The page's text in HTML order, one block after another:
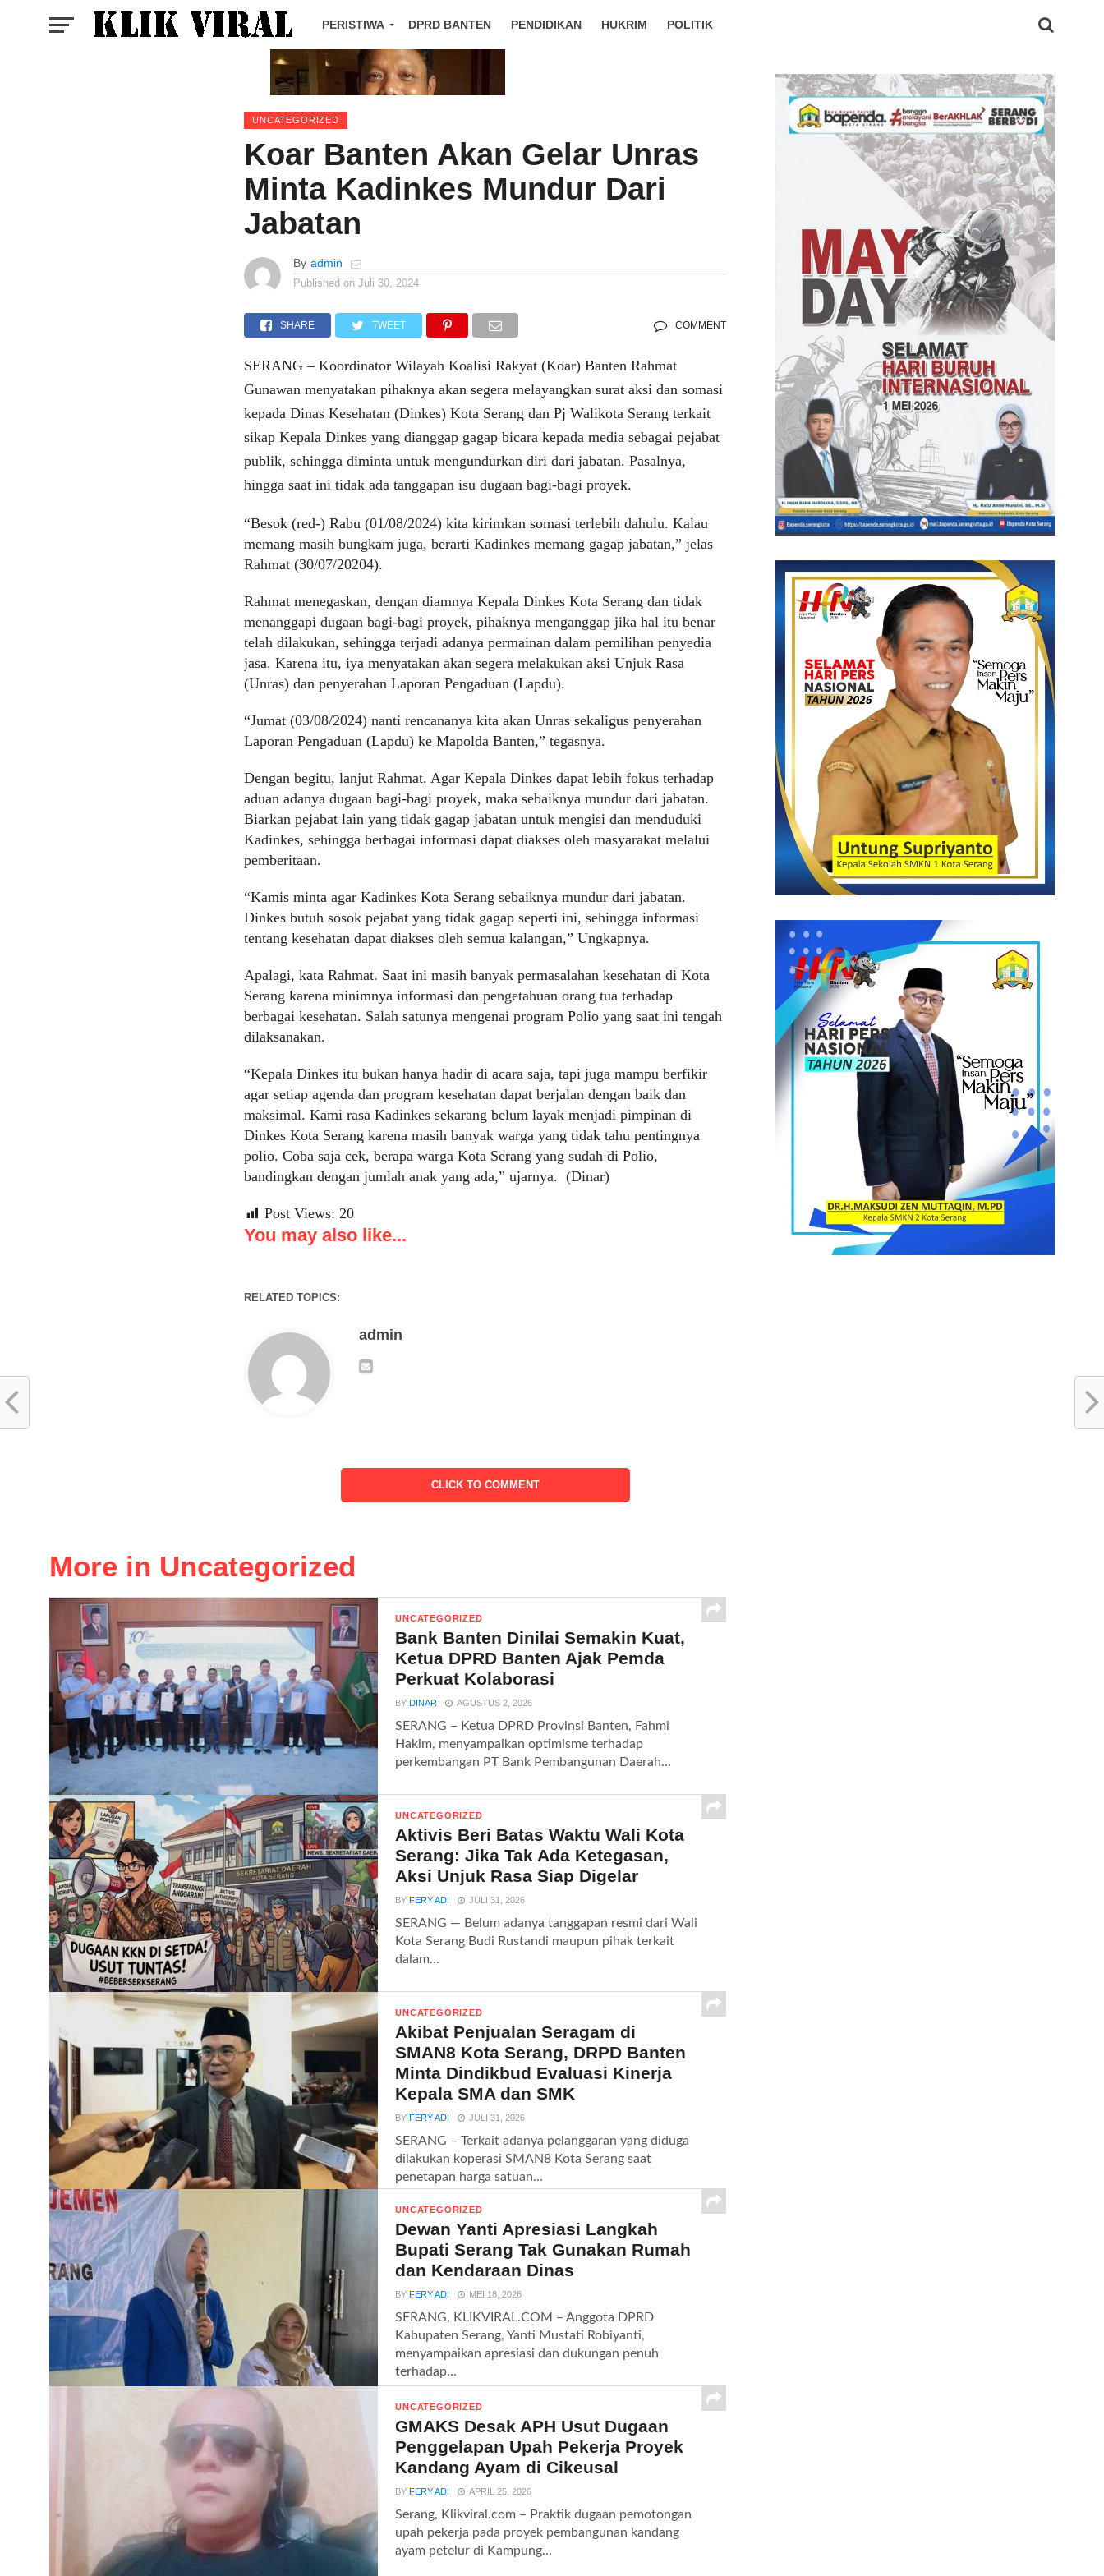
PERISTIWA DPRD BANTEN PENDIDIKAN HUKRIM POLITIK
UNCATEGORIZED
Koar Banten Akan Gelar Unras
Minta Kadinkes Mundur Dari
Jabatan
By admin
Published on Juli 30, 2024
SHARE TWEET COMMENT
SERANG – Koordinator Wilayah Koalisi Rakyat (Koar) Banten Rahmat
Gunawan menyatakan pihaknya akan segera melayangkan surat aksi dan somasi
kepada Dinas Kesehatan (Dinkes) Kota Serang dan Pj Walikota Serang terkait
sikap Kepala Dinkes yang dianggap gagap bicara kepada media sebagai pejabat
publik, sehingga diminta untuk mengundurkan diri dari jabatan. Pasalnya,
hingga saat ini tidak ada tanggapan isu dugaan bagi-bagi proyek.
“Besok (red-) Rabu (01/08/2024) kita kirimkan somasi terlebih dahulu. Kalau
memang masih bungkam juga, berarti Kadinkes memang gagap jabatan,” jelas
Rahmat (30/07/20204).
Rahmat menegaskan, dengan diamnya Kepala Dinkes Kota Serang dan tidak
menanggapi dugaan bagi-bagi proyek, pihaknya menganggap jika hal itu benar
telah dilakukan, sehingga terjadi adanya permainan dalam pemilihan penyedia
jasa. Karena itu, iya menyatakan akan segera melakukan aksi Unjuk Rasa
(Unras) dan penyerahan Laporan Pengaduan (Lapdu).
“Jumat (03/08/2024) nanti rencananya kita akan Unras sekaligus penyerahan
Laporan Pengaduan (Lapdu) ke Mapolda Banten,” tegasnya.
Dengan begitu, lanjut Rahmat. Agar Kepala Dinkes dapat lebih fokus terhadap
aduan adanya dugaan bagi-bagi proyek, maka sebaiknya mundur dari jabatan.
Biarkan pejabat lain yang tidak gagap jabatan untuk mengisi dan menduduki
Kadinkes, sehingga berbagai informasi dapat diakses oleh masyarakat melalui
pemberitaan.
“Kamis minta agar Kadinkes Kota Serang sebaiknya mundur dari jabatan.
Dinkes butuh sosok pejabat yang tidak gagap seperti ini, sehingga informasi
tentang kesehatan dapat diakses oleh semua kalangan,” Ungkapnya.
Apalagi, kata Rahmat. Saat ini masih banyak permasalahan kesehatan di Kota
Serang karena minimnya informasi dan pengetahuan orang tua terhadap
berbagai kesehatan. Salah satunya mengenai program Polio yang saat ini tengah
dilaksanakan.
“Kepala Dinkes itu bukan hanya hadir di acara saja, tapi juga mampu berfikir
agar setiap agenda dan program kesehatan dapat berjalan dengan baik dan
maksimal. Kami rasa Kadinkes sekarang belum layak menjadi pimpinan di
Dinkes Kota Serang karena masih banyak warga yang tidak tahu pentingnya
polio. Coba saja cek, berapa warga Kota Serang yang sudah di Polio,
bandingkan dengan jumlah anak yang ada,” ujarnya. (Dinar)
Post Views: 20
You may also like...
RELATED TOPICS:
admin
CLICK TO COMMENT
More in Uncategorized
UNCATEGORIZED
Bank Banten Dinilai Semakin Kuat,
Ketua DPRD Banten Ajak Pemda
Perkuat Kolaborasi
BYDINAR AGUSTUS 2, 2026
SERANG – Ketua DPRD Provinsi Banten, Fahmi
Hakim, menyampaikan optimisme terhadap
perkembangan PT Bank Pembangunan Daerah...
UNCATEGORIZED
Aktivis Beri Batas Waktu Wali Kota
Serang: Jika Tak Ada Ketegasan,
Aksi Unjuk Rasa Siap Digelar
BYFERY ADI JULI 31, 2026
SERANG — Belum adanya tanggapan resmi dari Wali
Kota Serang Budi Rustandi maupun pihak terkait
dalam...
UNCATEGORIZED
Akibat Penjualan Seragam di
SMAN8 Kota Serang, DRPD Banten
Minta Dindikbud Evaluasi Kinerja
Kepala SMA dan SMK
BYFERY ADI JULI 31, 2026
SERANG – Terkait adanya pelanggaran yang diduga
dilakukan koperasi SMAN8 Kota Serang saat
penetapan harga satuan...
UNCATEGORIZED
Dewan Yanti Apresiasi Langkah
Bupati Serang Tak Gunakan Rumah
dan Kendaraan Dinas
BYFERY ADI MEI 18, 2026
SERANG, KLIKVIRAL.COM – Anggota DPRD
Kabupaten Serang, Yanti Mustati Robiyanti,
menyampaikan apresiasi dan dukungan penuh
terhadap...
UNCATEGORIZED
GMAKS Desak APH Usut Dugaan
Penggelapan Upah Pekerja Proyek
Kandang Ayam di Cikeusal
BYFERY ADI APRIL 25, 2026
Serang, Klikviral.com – Praktik dugaan pemotongan
upah pekerja pada proyek pembangunan kandang
ayam petelur di Kampung...